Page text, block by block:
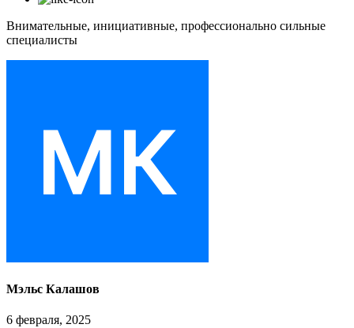
Внимательные, инициативные, профессионально сильные
специалисты
Мэльс Калашов
6 февраля, 2025